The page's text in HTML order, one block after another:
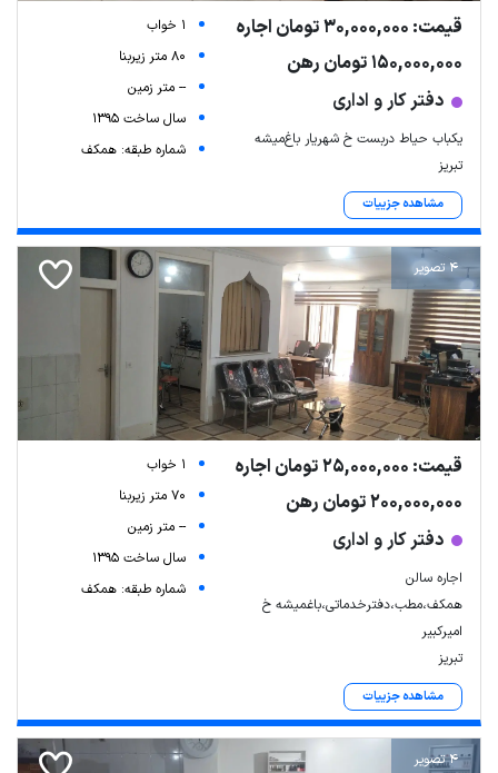
قیمت: 30,000,000 تومان اجاره
150,000,000 تومان رهن
دفتر کار و اداری
یکباب حیاط دربست خ شهریار باغ‌میشه
تبریز
مشاهده جزییات
1 خواب
80 متر زیربنا
-- متر زمین
سال ساخت 1395
شماره طبقه: همکف
4 تصویر
قیمت: 25,000,000 تومان اجاره
200,000,000 تومان رهن
دفتر کار و اداری
اجاره سالن
همکف،مطب،دفترخدماتی،باغمیشه خ
امیرکبیر
تبریز
مشاهده جزییات
1 خواب
70 متر زیربنا
-- متر زمین
سال ساخت 1395
شماره طبقه: همکف
4 تصویر